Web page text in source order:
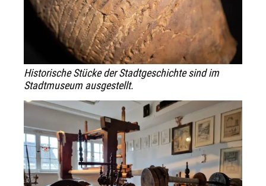
Historische Stücke der Stadtgeschichte sind im
Stadtmuseum ausgestellt.